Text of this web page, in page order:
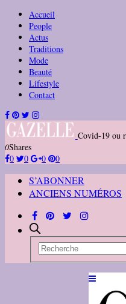
Accueil
People
Actus
Traditions
Mode
Beauté
Lifestyle
Contact
Covid-19 ou
0Shares
0
0 0 0
S’ABONNER
ANCIENS NUMÉROS